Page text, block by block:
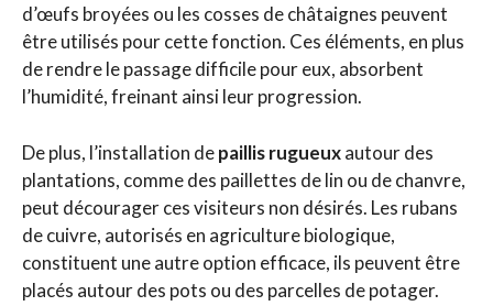
d’œufs broyées ou les cosses de châtaignes peuvent
être utilisés pour cette fonction. Ces éléments, en plus
de rendre le passage difficile pour eux, absorbent
l’humidité, freinant ainsi leur progression.
De plus, l’installation depaillis rugueuxautour des
plantations, comme des paillettes de lin ou de chanvre,
peut décourager ces visiteurs non désirés. Les rubans
de cuivre, autorisés en agriculture biologique,
constituent une autre option efficace, ils peuvent être
placés autour des pots ou des parcelles de potager.